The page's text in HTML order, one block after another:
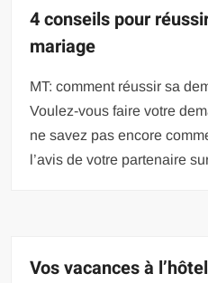
4 conseils pour
mariage
MT: comment réussir sa
Voulez-vous faire votre
ne savez pas encore
l’avis de votre partenaire
Vos vacances à